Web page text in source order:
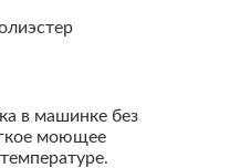
в машинке без
моющее